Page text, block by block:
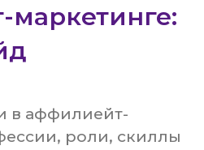
в аффилиейт-
роли, скиллы